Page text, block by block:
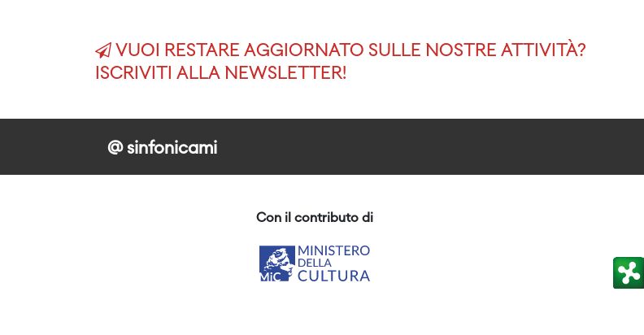
VUOI RESTARE AGGIORNATO SULLE NOSTRE ATTIVITÀ?
ISCRIVITI ALLA NEWSLETTER!
@ sinfonicami
Con il contributo di